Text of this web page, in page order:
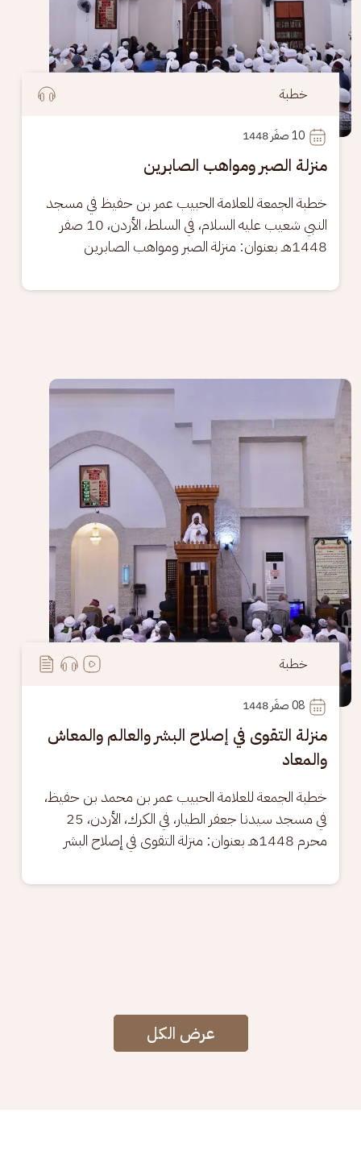
خطبة
10
منزلة الصبر ومواهب الصابرين
خطبة الجمعة للعلامة الحبيب عمر بن حفيظ في مسجد
النبي شعيب عليه السلام، في السلط، الأردن، 10 صفر
1448هـ بعنوان: منزلة الصبر ومواهب الصابرين
الصورة
خطبة
08
منزلة التقوى في إصلاح البشر والعالم والمعاش
والمعاد
خطبة الجمعة للعلامة الحبيب عمر بن محمد بن حفيظ،
محرم 1448هـ بعنوان: منزلة التقوى في إصلاح البشر
عرض الكل